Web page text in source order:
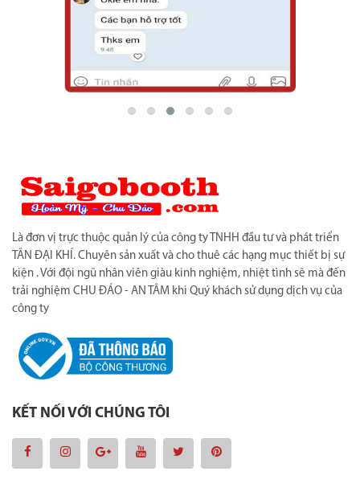
Là đơn vị trực thuộc quản lý của công ty TNHH đầu tư và phát triển
TÂN ĐẠI KHÍ. Chuyên sản xuất và cho thuê các hạng mục thiết bị sự
kiện . Với đội ngũ nhân viên giàu kinh nghiệm, nhiệt tình sẽ mà đến
trải nghiệm CHU ĐÁO - AN TÂM khi Quý khách sử dụng dịch vụ của
công ty
KẾT NỐI VỚI CHÚNG TÔI